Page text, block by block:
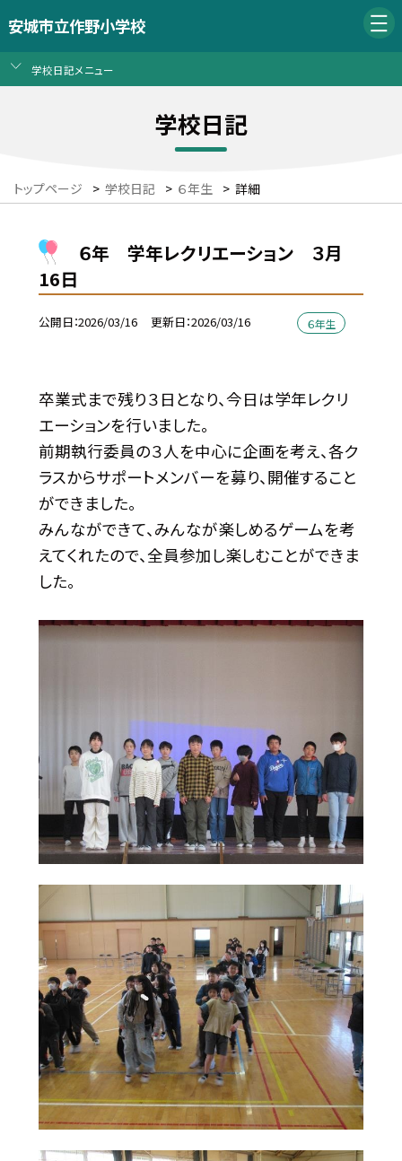
安城市立作野小学校
学校日記メニュー
学校日記
トップページ > 学校日記 > ６年生 > 詳細
６年 学年レクリエーション ３月
16日
公開日 2026/03/16 更新日 2026/03/16 ６年生
卒業式まで残り３日となり、今日は学年レクリ
エーションを行いました。
前期執行委員の３人を中心に企画を考え、各ク
ラスからサポートメンバーを募り、開催すること
ができました。
みんなができて、みんなが楽しめるゲームを考
えてくれたので、全員参加し楽しむことができま
した。